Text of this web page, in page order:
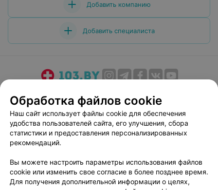
Добавить компанию
Добавить специалиста
Медицинский маркетинг
Публичный договор
Пользовательское соглашение
Способы оплаты
Вакансии
Партнеры
Написать руководителю 103.by
Персональные настройки cookie
Обработка персональных данных
Обработка файлов cookie
Наш сайт использует файлы cookie для обеспечения
удобства пользователей сайта, его улучшения, сбора
статистики и предоставления персонализированных
рекомендаций.
Вы можете настроить параметры использования файлов
cookie или изменить свое согласие в более позднее время.
Для получения дополнительной информации о целях,